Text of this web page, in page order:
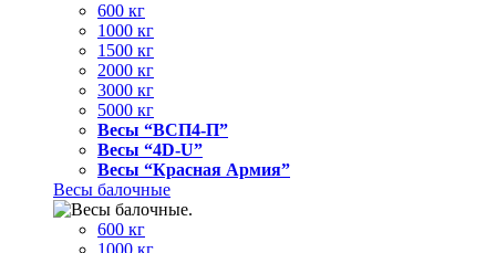
600 кг
1000 кг
1500 кг
2000 кг
3000 кг
5000 кг
Весы “ВСП4-П”
Весы “4D-U”
Весы “Красная Армия”
Весы балочные
600 кг
1000 кг